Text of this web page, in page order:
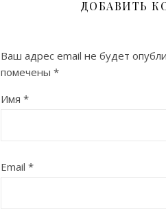
ДОБАВИТЬ
Ваш адрес email не будет
помечены *
Имя *
Email *